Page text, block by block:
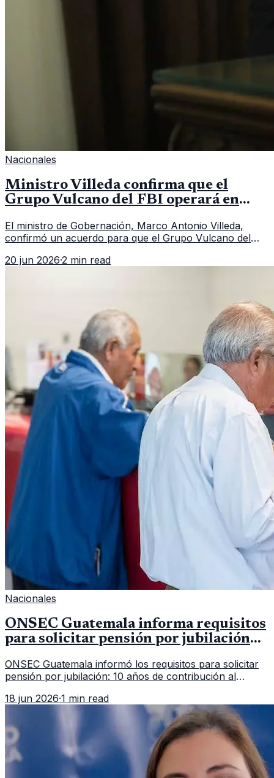
Nacionales
Ministro Villeda confirma que el
Grupo Vulcano del FBI operará en
El ministro de Gobernación, Marco Antonio Villeda,
confirmó un acuerdo para que el Grupo Vulcano del
fallido con la administración anterior del Ministerio
20 jun 2026·2 min read
Nacionales
ONSEC Guatemala informa requisitos
para solicitar pensión por jubilación
ONSEC Guatemala informó los requisitos para solicitar
pensión por jubilación: 10 años de contribución al
importar edad.
18 jun 2026·1 min read